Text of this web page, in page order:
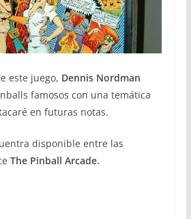
este juego, Dennis Nordman
famosos con una temática
en futuras notas.
disponible entre las
The Pinball Arcade.